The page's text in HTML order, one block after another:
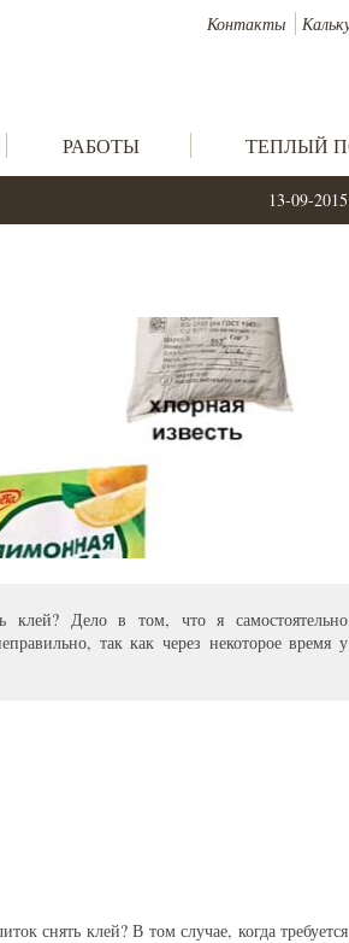
Контакты
РАБОТЫ ТЕПЛЫЙ
13-09-2015
клей? Дело в том, что я самостоятельно
так как через некоторое время у
снять клей? В том случае, когда требуется